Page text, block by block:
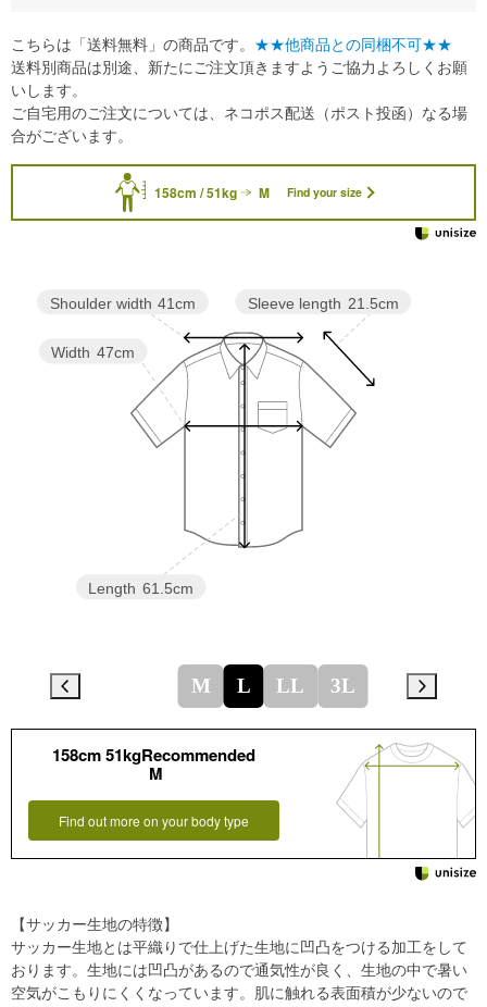
158cm / 51kg M Find your size
Sleeve length 21.5cm
Length 61.5cm
Width 47cm
Shoulder width 41cm
M L LL 3L
158cm 51kgRecommended
M
Find out more on your body type
【サッカー生地の特徴】
サッカー生地とは平織りで仕上げた生地に凹凸をつける加工をして
おります。生地には凹凸があるので通気性が良く、生地の中で暑い
空気がこもりにくくなっています。肌に触れる表面積が少ないので
こちらは「送料無料」の商品です。 ★★他商品との同梱不可★★
送料別商品は別途、新たにご注文頂きますようご協力よろしくお願
いします。
ご自宅用のご注文については、ネコポス配送（ポスト投函）なる場
合がございます。